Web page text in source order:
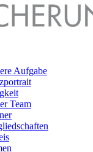
Aufgabe
Team